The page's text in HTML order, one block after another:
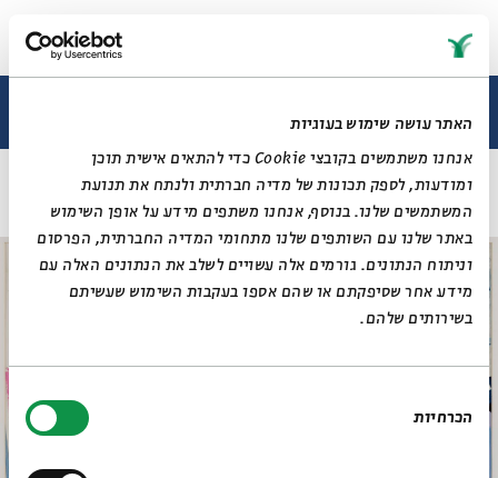
האתר עושה שימוש בעוגיות
אנחנו משתמשים בקובצי Cookie כדי להתאים אישית תוכן
ומודעות, לספק תכונות של מדיה חברתית ולנתח את תנועת
המשתמשים שלנו. בנוסף, אנחנו משתפים מידע על אופן השימוש
באתר שלנו עם השותפים שלנו מתחומי המדיה החברתית, הפרסום
וניתוח הנתונים. גורמים אלה עשויים לשלב את הנתונים האלה עם
מידע אחר שסיפקתם או שהם אספו בעקבות השימוש שעשיתם
בשירותים שלהם.
הסכמה
הכרחיות
ראשי
תערוכה וירטואלית
רכישת קטלוג
מאמרים ותכנים
דיוקן AI
ללא כותרת